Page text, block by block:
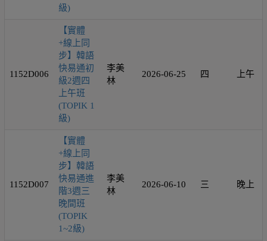
級)
1152D006
【實體
+線上同
步】韓語
快易通初
級2週四
上午班
(TOPIK 1
級)
李美
林
2026-06-25 四 上午
1152D007
【實體
+線上同
步】韓語
快易通進
階3週三
晚間班
(TOPIK
1~2級)
李美
林
2026-06-10 三 晚上